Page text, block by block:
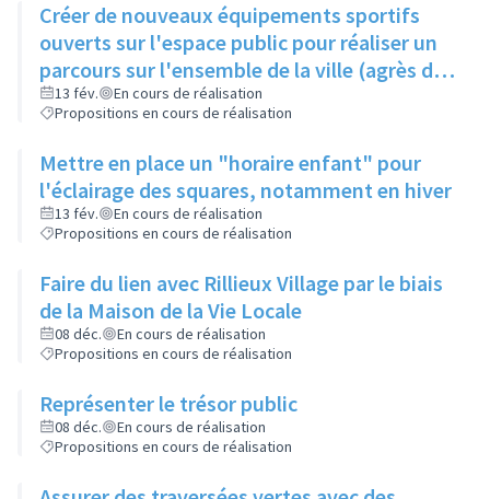
Créer de nouveaux équipements sportifs
ouverts sur l'espace public pour réaliser un
parcours sur l'ensemble de la ville (agrès de
street work-out)
13 fév.
En cours de réalisation
Propositions en cours de réalisation
Mettre en place un "horaire enfant" pour
l'éclairage des squares, notamment en hiver
13 fév.
En cours de réalisation
Propositions en cours de réalisation
Faire du lien avec Rillieux Village par le biais
de la Maison de la Vie Locale
08 déc.
En cours de réalisation
Propositions en cours de réalisation
Représenter le trésor public
08 déc.
En cours de réalisation
Propositions en cours de réalisation